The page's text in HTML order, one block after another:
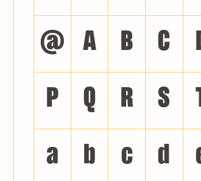
@ A B C
P Q R S
a b c d